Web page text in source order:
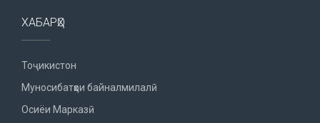
ХАБАРҲО
Тоҷикистон
Муносибатҳои байналмилалӣ
Осиёи Марказӣ